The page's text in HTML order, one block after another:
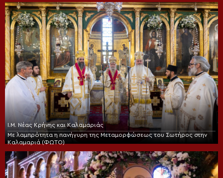
Ι.Μ. Νέας Κρήνης και Καλαμαριάς
Με λαμπρότητα η πανήγυρη της Μεταμορφώσεως του Σωτήρος στην
Καλαμαριά (ΦΩΤΟ)